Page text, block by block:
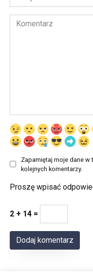
internetowa
Komentarz
Zapamiętaj moje dane
kolejnych komentarzy.
Proszę wpisać
2 + 14 =